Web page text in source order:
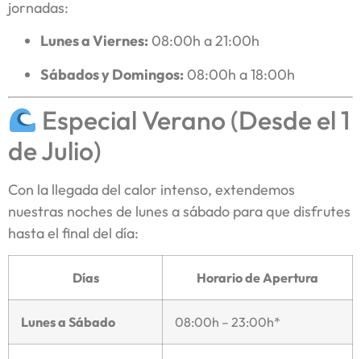
jornadas:
Lunes a Viernes: 08:00h a 21:00h
Sábados y Domingos: 08:00h a 18:00h
Especial Verano (Desde el 1
de Julio)
Con la llegada del calor intenso, extendemos
nuestras noches de lunes a sábado para que disfrutes
hasta el final del día:
Días Horario de Apertura
Lunes a Sábado 08:00h – 23:00h*